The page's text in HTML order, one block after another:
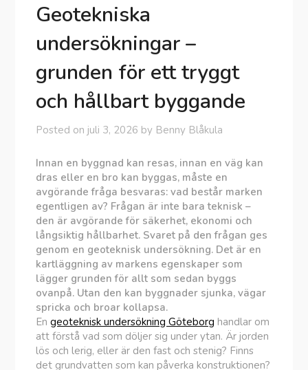
Geotekniska
undersökningar –
grunden för ett tryggt
och hållbart byggande
Posted on juli 3, 2026 by Benny Blåkula
Innan en byggnad kan resas, innan en väg kan
dras eller en bro kan byggas, måste en
avgörande fråga besvaras: vad består marken
egentligen av? Frågan är inte bara teknisk –
den är avgörande för säkerhet, ekonomi och
långsiktig hållbarhet. Svaret på den frågan ges
genom en geoteknisk undersökning. Det är en
kartläggning av markens egenskaper som
lägger grunden för allt som sedan byggs
ovanpå. Utan den kan byggnader sjunka, vägar
spricka och broar kollapsa.
Engeoteknisk undersökning Göteborg handlar om
att förstå vad som döljer sig under ytan. Är jorden
lös och lerig, eller är den fast och stenig? Finns
det grundvatten som kan påverka konstruktionen?